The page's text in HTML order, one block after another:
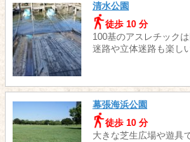
清水公園
徒歩 10 分
100基のアスレチック
迷路や立体迷路も楽し
幕張海浜公園
徒歩 10 分
大きな芝生広場や遊具